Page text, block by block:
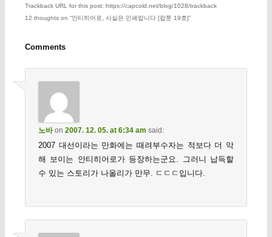
Trackback URL for this post: https://capcold.net/blog/1028/trackback
12 thoughts on “안티히어로, 사실은 민폐랍니다 [팝툰 19호]”
Comments
노바on 2007. 12. 05. at 6:34 am said:
2007 대선이라는 만화에는 때려부수자는 적보다 더 악
해 보이는 안티히어로가 등장하는군요. 그러니 납득할
수 있는 스토리가 나올리가 만무. ㄷㄷㄷ입니다.